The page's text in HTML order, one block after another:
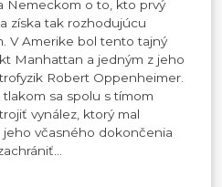
Nemeckom o to, kto prvý
získa tak rozhodujúcu
V Amerike bol tento tajný
Manhattan a jedným z jeho
Robert Oppenheimer.
sa spolu s tímom
vynález, ktorý mal
včasného dokončenia